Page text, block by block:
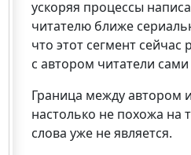
ускоряя процессы
читателю ближе
что этот сегмент
с автором читатели
Граница между автором
настолько не похожа
слова уже не является.